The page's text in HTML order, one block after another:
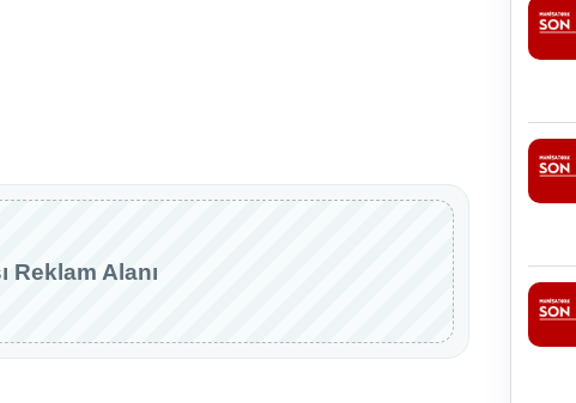
Reklam Alanı